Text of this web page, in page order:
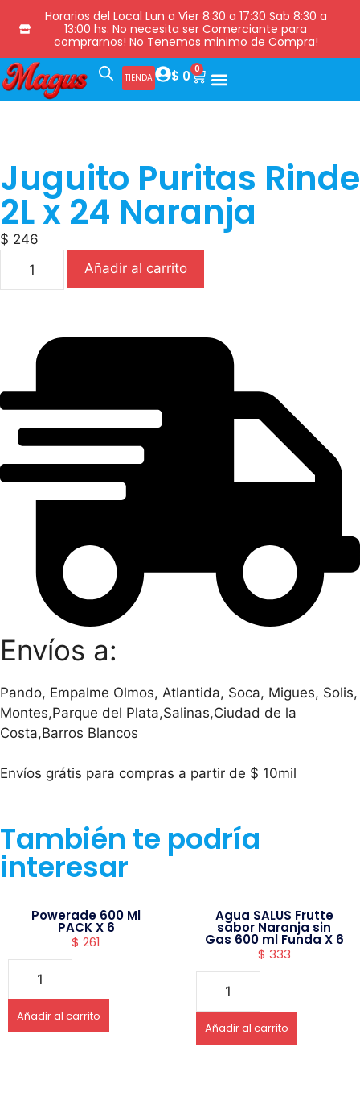
Horarios del Local Lun a Vier 8:30 a 17:30 Sab 8:30 a
13:00 hs. No necesita ser Comerciante para
comprarnos! No Tenemos minimo de Compra!
TIENDA $ 0 0
Juguito Puritas Rinde
2L x 24 Naranja
$ 246
Añadir al carrito
Envíos a:
Pando, Empalme Olmos, Atlantida, Soca, Migues, Solis,
Montes,Parque del Plata,Salinas,Ciudad de la
Costa,Barros Blancos
Envíos grátis para compras a partir de $ 10mil
También te podría
interesar
Powerade 600 Ml
PACK X 6
$ 261
Añadir al carrito
Agua SALUS Frutte
sabor Naranja sin
Gas 600 ml Funda X 6
$ 333
Añadir al carrito